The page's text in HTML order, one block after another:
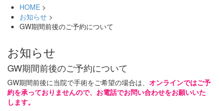
HOME >
お知らせ >
GW期間前後のご予約について
お知らせ
GW期間前後のご予約について
GW期間前後に当院で手術をご希望の場合は、 オンラインではご予
約を承っておりませんので、お電話でお問い合わせをお願いいた
します。